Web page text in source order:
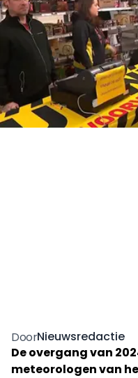
DoorNieuwsredactie
De overgang van
meteorologen van